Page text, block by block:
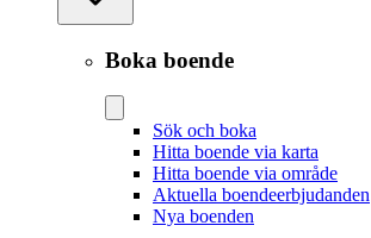
Boka boende
Sök och boka
Hitta boende via karta
Hitta boende via område
Aktuella boendeerbjudanden
Nya boenden